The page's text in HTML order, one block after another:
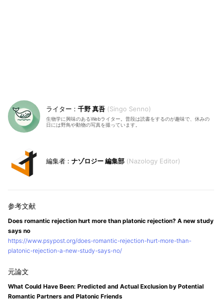
千野 真吾 Singo Senno
生物学に興味のあるWebライター。普段は読書をするのが趣味で、休みの
日には野鳥や動物の写真を撮っています。
ナゾロジー 編集部 Nazology Editor
Does romantic rejection hurt more than platonic rejection? A new study
says no
https://www.psypost.org/does-romantic-rejection-hurt-more-than-
platonic-rejection-a-new-study-says-no/
What Could Have Been: Predicted and Actual Exclusion by Potential
Romantic Partners and Platonic Friends